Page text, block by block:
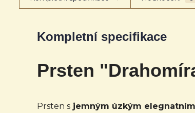
Kompletní specifikace
Prsten
Prsten s jemným úzkým